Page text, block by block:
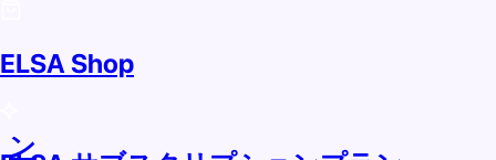
ン
ELSA Shop